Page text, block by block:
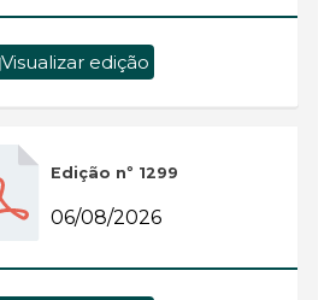
Visualizar edição
Edição nº 1299
06/08/2026